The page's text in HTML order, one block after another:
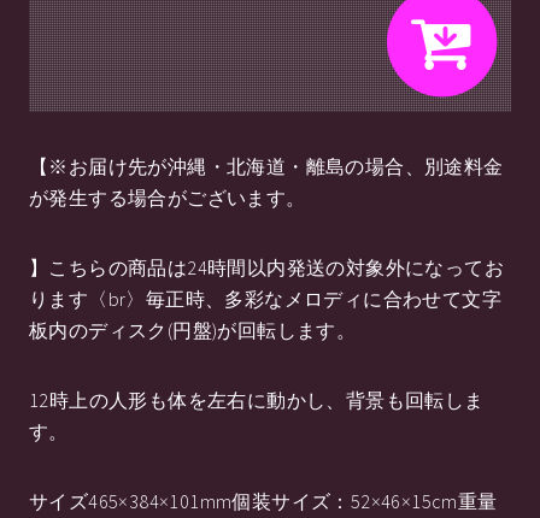
【※お届け先が沖縄・北海道・離島の場合、別途料金
が発生する場合がございます。
】こちらの商品は24時間以内発送の対象外になってお
ります〈br〉毎正時、多彩なメロディに合わせて文字
板内のディスク(円盤)が回転します。
12時上の人形も体を左右に動かし、背景も回転しま
す。
サイズ465×384×101mm個装サイズ：52×46×15cm重量